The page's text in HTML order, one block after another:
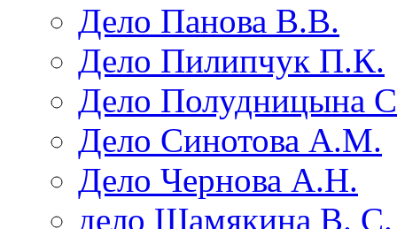
Дело Панова В.В.
Дело Пилипчук П.К.
Дело Полудницына
Дело Синотова А.М.
Дело Чернова А.Н.
дело Шамякина В. С.